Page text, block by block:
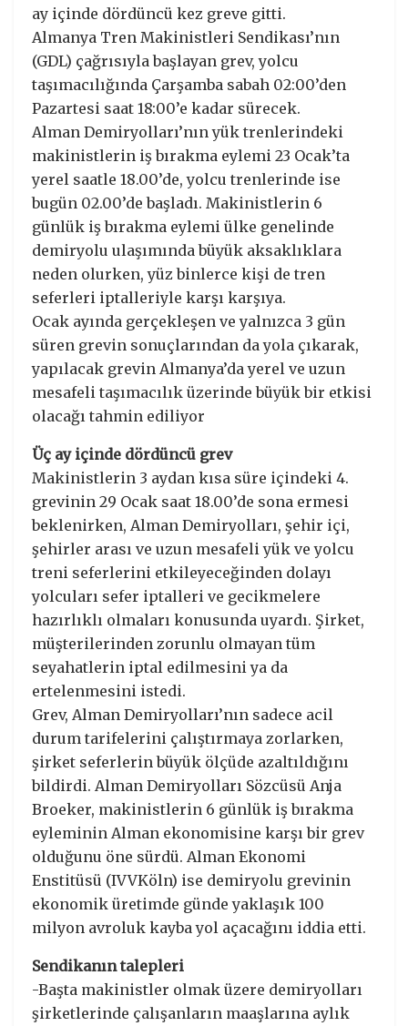
ay içinde dördüncü kez greve gitti.
Almanya Tren Makinistleri Sendikası’nın
(GDL) çağrısıyla başlayan grev, yolcu
taşımacılığında Çarşamba sabah 02:00’den
Pazartesi saat 18:00’e kadar sürecek.
Alman Demiryolları’nın yük trenlerindeki
makinistlerin iş bırakma eylemi 23 Ocak’ta
yerel saatle 18.00’de, yolcu trenlerinde ise
bugün 02.00’de başladı. Makinistlerin 6
günlük iş bırakma eylemi ülke genelinde
demiryolu ulaşımında büyük aksaklıklara
neden olurken, yüz binlerce kişi de tren
seferleri iptalleriyle karşı karşıya.
Ocak ayında gerçekleşen ve yalnızca 3 gün
süren grevin sonuçlarından da yola çıkarak,
yapılacak grevin Almanya’da yerel ve uzun
mesafeli taşımacılık üzerinde büyük bir etkisi
olacağı tahmin ediliyor
Üç ay içinde dördüncü grev
Makinistlerin 3 aydan kısa süre içindeki 4.
grevinin 29 Ocak saat 18.00’de sona ermesi
beklenirken, Alman Demiryolları, şehir içi,
şehirler arası ve uzun mesafeli yük ve yolcu
treni seferlerini etkileyeceğinden dolayı
yolcuları sefer iptalleri ve gecikmelere
hazırlıklı olmaları konusunda uyardı. Şirket,
müşterilerinden zorunlu olmayan tüm
seyahatlerin iptal edilmesini ya da
ertelenmesini istedi.
Grev, Alman Demiryolları’nın sadece acil
durum tarifelerini çalıştırmaya zorlarken,
şirket seferlerin büyük ölçüde azaltıldığını
bildirdi. Alman Demiryolları Sözcüsü Anja
Broeker, makinistlerin 6 günlük iş bırakma
eyleminin Alman ekonomisine karşı bir grev
olduğunu öne sürdü. Alman Ekonomi
Enstitüsü (IVVKöln) ise demiryolu grevinin
ekonomik üretimde günde yaklaşık 100
milyon avroluk kayba yol açacağını iddia etti.
Sendikanın talepleri
-Başta makinistler olmak üzere demiryolları
şirketlerinde çalışanların maaşlarına aylık